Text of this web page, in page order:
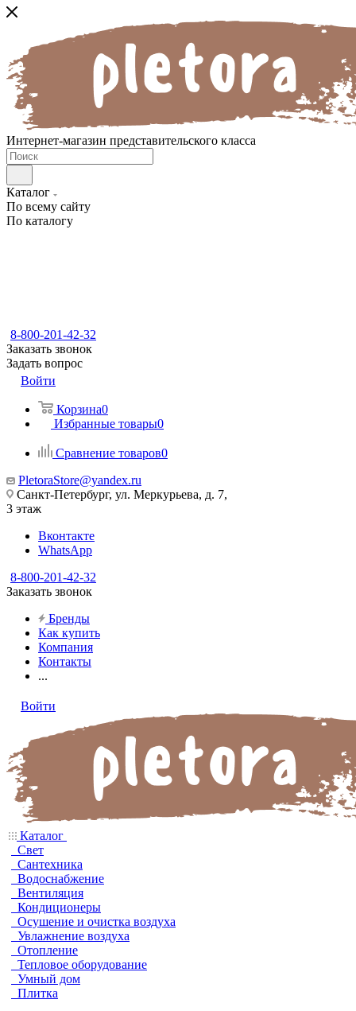
Интернет-магазин представительского класса
Каталог
По всему сайту
По каталогу
8-800-201-42-32
Заказать звонок
Задать вопрос
Войти
Корзина0
Избранные товары0
Сравнение товаров0
PletoraStore@yandex.ru
Санкт-Петербург, ул. Меркурьева, д. 7,
3 этаж
Вконтакте
WhatsApp
8-800-201-42-32
Заказать звонок
Бренды
Как купить
Компания
Контакты
...
Войти
Каталог
Свет
Сантехника
Водоснабжение
Вентиляция
Кондиционеры
Осушение и очистка воздуха
Увлажнение воздуха
Отопление
Тепловое оборудование
Умный дом
Плитка